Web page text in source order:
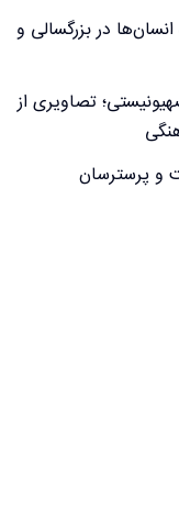
در بزرگسالی و
تصاویری از
و پرسترسان